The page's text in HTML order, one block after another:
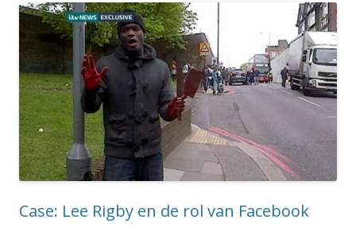
Case: Lee Rigby en de rol van Facebook